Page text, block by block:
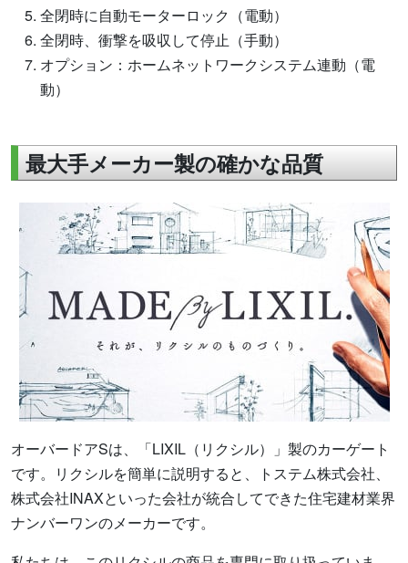
全閉時に自動モーターロック（電動）
全閉時、衝撃を吸収して停止（手動）
オプション：ホームネットワークシステム連動（電
動）
最大手メーカー製の確かな品質
オーバードアSは、「LIXIL（リクシル）」製のカーゲート
です。リクシルを簡単に説明すると、トステム株式会社、
株式会社INAXといった会社が統合してできた住宅建材業界
ナンバーワンのメーカーです。